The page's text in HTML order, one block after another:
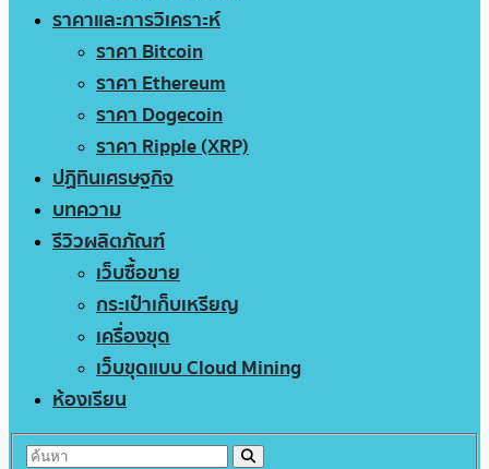
ราคาและการวิเคราะห์
ราคา Bitcoin
ราคา Ethereum
ราคา Dogecoin
ราคา Ripple (XRP)
ปฏิทินเศรษฐกิจ
บทความ
รีวิวผลิตภัณฑ์
เว็บซื้อขาย
กระเป๋าเก็บเหรียญ
เครื่องขุด
เว็บขุดแบบ Cloud Mining
ห้องเรียน